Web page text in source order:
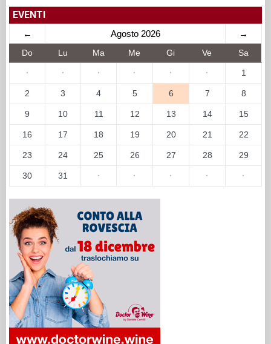
EVENTI
← Agosto 2026 →
Do Lu Ma Me Gi Ve Sa
· · · · · · 1
2 3 4 5 6 7 8
9 10 11 12 13 14 15
16 17 18 19 20 21 22
23 24 25 26 27 28 29
30 31 · · · · ·